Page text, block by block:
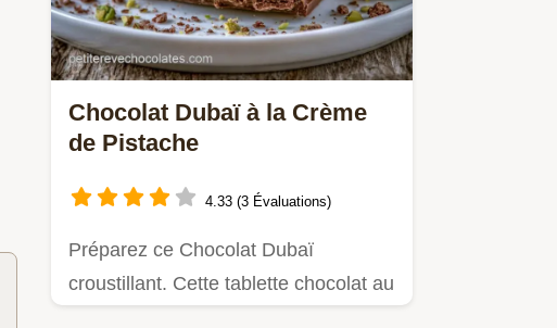
Chocolat Dubaï à la Crème
de Pistache
4.33 (3 Évaluations)
Préparez ce Chocolat Dubaï
croustillant. Cette tablette chocolat au